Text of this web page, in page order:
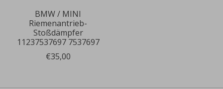
BMW / MINI
Riemenantrieb-
Stoßdämpfer
11237537697 7537697
€35,00